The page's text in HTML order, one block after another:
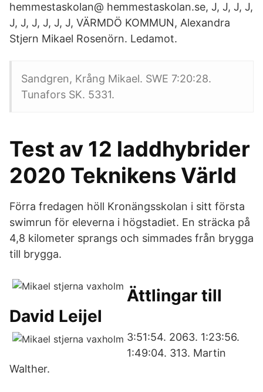
hemmestaskolan@ hemmestaskolan.se, J, J, J, J,
J, J, J, J, J, J, VÄRMDÖ KOMMUN, Alexandra
Stjern Mikael Rosenörn. Ledamot.
Sandgren, Krång Mikael. SWE 7:20:28.
Tunafors SK. 5331.
Test av 12 laddhybrider
2020 Teknikens Värld
Förra fredagen höll Kronängsskolan i sitt första
swimrun för eleverna i högstadiet. En sträcka på
4,8 kilometer sprangs och simmades från brygga
till brygga.
Ättlingar till
David Leijel
3:51:54. 2063. 1:23:56.
1:49:04. 313. Martin
Walther.